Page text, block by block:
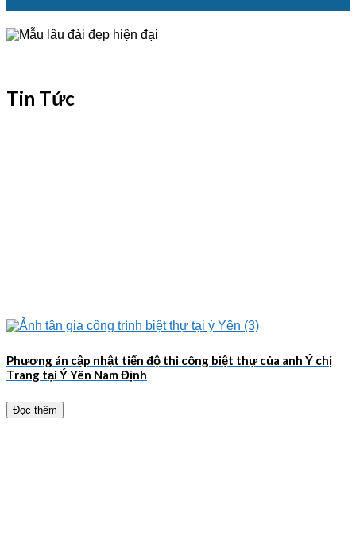
Tin Tức
Phương án cập nhật tiến độ thi công biệt thự của anh Ý chị
Trang tại Ý Yên Nam Định
Đọc thêm